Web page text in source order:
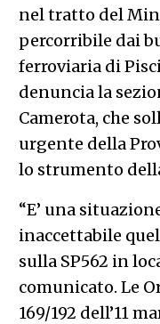
nel tratto del
percorribile dai
ferroviaria di
denuncia la
Camerota, che
urgente della
lo strumento
“E’ una
inaccettabile
sulla SP562 in
comunicato. Le
169/192 dell’11